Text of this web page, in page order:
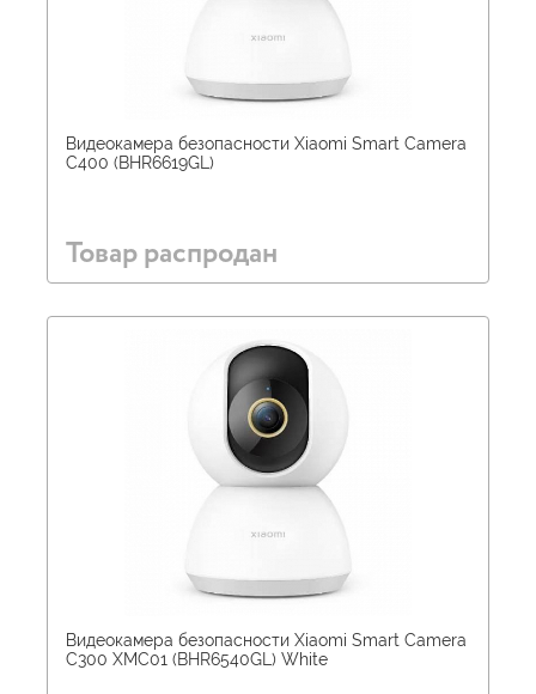
Видеокамера безопасности Xiaomi Smart Camera
C400 (BHR6619GL)
Товар распродан
Видеокамера безопасности Xiaomi Smart Camera
C300 XMC01 (BHR6540GL) White